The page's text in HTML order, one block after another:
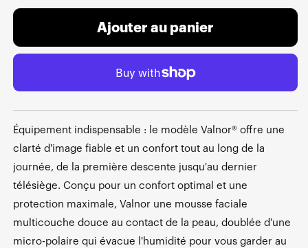
Ajouter au panier
Équipement indispensable : le modèle Valnor® offre une
clarté d'image fiable et un confort tout au long de la
journée, de la première descente jusqu'au dernier
télésiège. Conçu pour un confort optimal et une
protection maximale, Valnor une mousse faciale
multicouche douce au contact de la peau, doublée d'une
micro-polaire qui évacue l'humidité pour vous garder au